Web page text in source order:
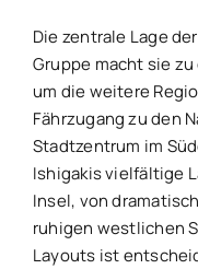
Die zentrale Lage
Gruppe macht sie
um die weitere
Fährzugang zu den
Stadtzentrum im
Ishigakis vielfältige
Insel, von
ruhigen westlichen
Layouts ist